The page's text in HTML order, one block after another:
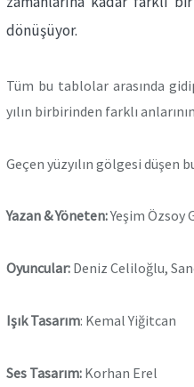
dönüşüyor.
Tüm bu tablolar arasında
yılın birbirinden farklı
Geçen yüzyılın gölgesi düşen
Yazan & Yöneten:Yeşim Özsoy
Oyuncular: Deniz Celiloğlu,
Işık Tasarım: Kemal Yiğitcan
Ses Tasarım: Korhan Erel